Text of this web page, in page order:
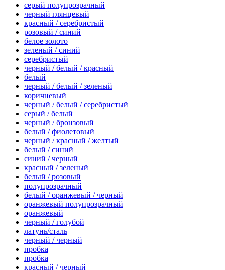
серый полупрозрачный
черный глянцевый
красный / серебристый
розовый / синий
белое золото
зеленый / синий
серебристый
черный / белый / красный
белый
черный / белый / зеленый
коричневый
черный / белый / серебристый
серый / белый
черный / бронзовый
белый / фиолетовый
черный / красный / желтый
белый / синий
синий / черный
красный / зеленый
белый / розовый
полупрозрачный
белый / оранжевый / черный
оранжевый полупрозрачный
оранжевый
черный / голубой
латунь/сталь
черный / черный
пробка
пробка
красный / черный